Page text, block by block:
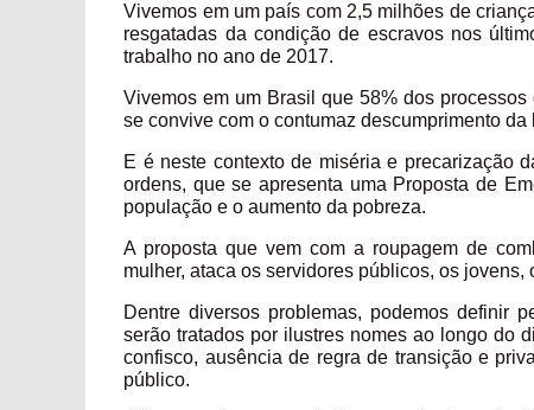
Vivemos em um país com 2,5 milhões de
resgatadas da condição de escravos nos
trabalho no ano de 2017.
Vivemos em um Brasil que 58% dos
se convive com o contumaz descumprimento da
E é neste contexto de miséria e precarização
ordens, que se apresenta uma Proposta de
população e o aumento da pobreza.
A proposta que vem com a roupagem de
mulher, ataca os servidores públicos, os
Dentre diversos problemas, podemos definir
serão tratados por ilustres nomes ao longo do
confisco, ausência de regra de transição e
público.